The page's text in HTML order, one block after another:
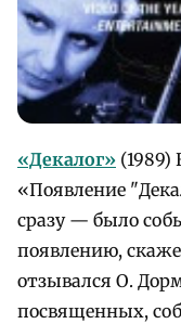
«Декалог» (1989)
«Появление
сразу — было
появлению,
отзывался О.
посвященных,